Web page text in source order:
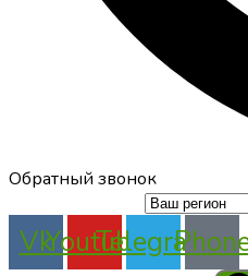
Обратный звонок
VkYoutubeTelegram